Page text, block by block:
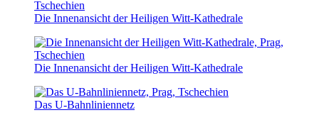
Die Innenansicht der Heiligen Witt-Kathedrale
Die Innenansicht der Heiligen Witt-Kathedrale
Das U-Bahnliniennetz